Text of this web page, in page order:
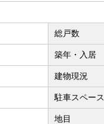
総戸数
築年・入居
建物現況
駐車スペース
地目